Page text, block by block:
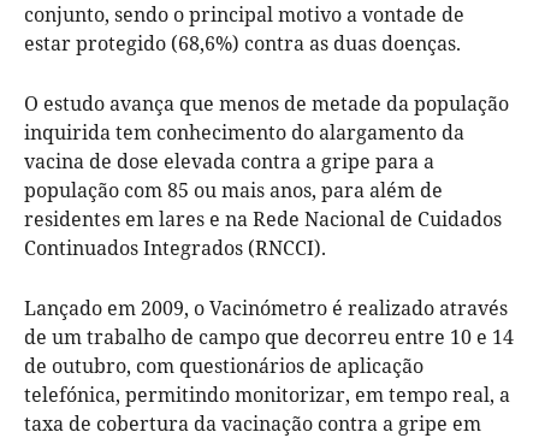
conjunto, sendo o principal motivo a vontade de
estar protegido (68,6%) contra as duas doenças.
O estudo avança que menos de metade da população
inquirida tem conhecimento do alargamento da
vacina de dose elevada contra a gripe para a
população com 85 ou mais anos, para além de
residentes em lares e na Rede Nacional de Cuidados
Continuados Integrados (RNCCI).
Lançado em 2009, o Vacinómetro é realizado através
de um trabalho de campo que decorreu entre 10 e 14
de outubro, com questionários de aplicação
telefónica, permitindo monitorizar, em tempo real, a
taxa de cobertura da vacinação contra a gripe em